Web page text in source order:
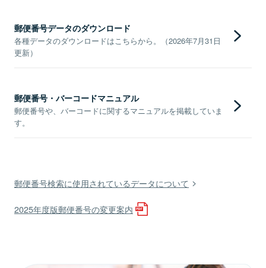
郵便番号データのダウンロード
各種データのダウンロードはこちらから。（2026年7月31日
更新）
郵便番号・バーコードマニュアル
郵便番号や、バーコードに関するマニュアルを掲載していま
す。
郵便番号検索に使用されているデータについて
2025年度版郵便番号の変更案内